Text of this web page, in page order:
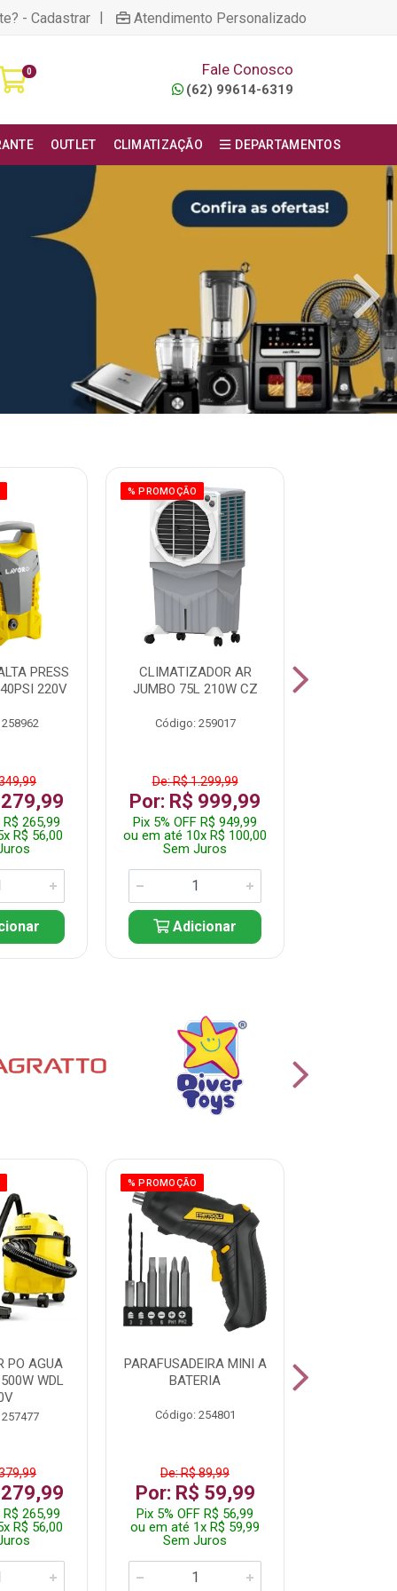
- Cadastrar | Atendimento Personalizado
0 Fale Conosco
(62) 99614-6319
OUTLET CLIMATIZAÇÃO DEPARTAMENTOS
PRESS
220V
R$ 265,99
R$ 56,00
% PROMOÇÃO
CLIMATIZADOR AR
JUMBO 75L 210W CZ
Código: 259017
De: R$ 1.299,99
Por: R$ 999,99
Pix 5% OFF R$ 949,99
ou em até 10x R$ 100,00
Sem Juros
Adicionar
PO AGUA
WDL
R$ 265,99
R$ 56,00
% PROMOÇÃO
PARAFUSADEIRA MINI A
BATERIA
Código: 254801
De: R$ 89,99
Por: R$ 59,99
Pix 5% OFF R$ 56,99
ou em até 1x R$ 59,99
Sem Juros